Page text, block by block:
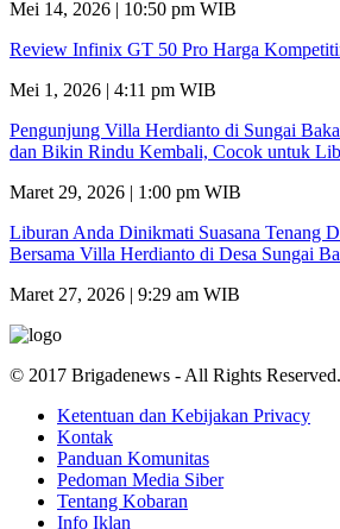
Mei 14, 2026 | 10:50 pm WIB
Review Infinix GT 50 Pro Harga
Mei 1, 2026 | 4:11 pm WIB
Pengunjung Villa Herdianto di Sungai
dan Bikin Rindu Kembali, Cocok untuk
Maret 29, 2026 | 1:00 pm WIB
Liburan Anda Dinikmati Suasana Tenang
Bersama Villa Herdianto di Desa Sungai
Maret 27, 2026 | 9:29 am WIB
© 2017 Brigadenews - All Rights Reserved.
Ketentuan dan Kebijakan Privacy
Kontak
Panduan Komunitas
Pedoman Media Siber
Tentang Kobaran
Info Iklan